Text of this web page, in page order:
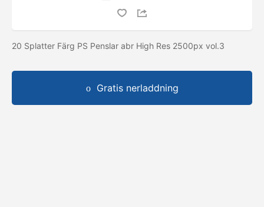
20 Splatter Färg PS Penslar abr High Res 2500px vol.3
Gratis nerladdning